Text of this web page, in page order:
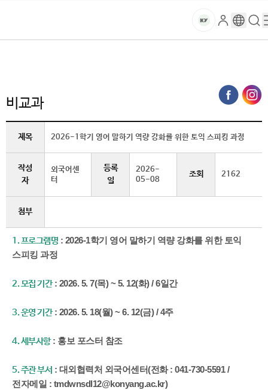
건
대
학
교
마
로
그
구
글
검
색
메
뉴
비교과
제목 2026-1학기 영어 말하기 역량 강화를 위한 토익 스피킹 과정
작성
자
외국어센
터
등록
일
2026-
05-08
조회 2162
첨부
1. 프로그램명 : 2026-1학기 영어 말하기 역량 강화를 위한 토익
스피킹 과정
2. 모집 기간: 2026. 5. 7(목) ~ 5. 12(화) / 6일간
3. 운영 기간: 2026. 5. 18(월) ~ 6. 12(금) / 4주
4. 세부사항: 홍보 포스터 참조
5. 주관 부서 : 대외협력처 외국어센터(전화 : 041-730-5591 /
전자메일 : tmdwnsdl12@konyang.ac.kr)